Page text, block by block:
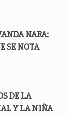
NARA:
SE NOTA
DE LA
Y LA NIÑA